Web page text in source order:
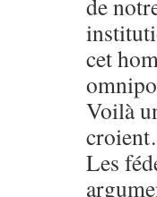
cet
Voilà
Les